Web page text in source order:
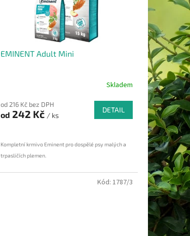
EMINENT Adult Mini
Skladem
od 216 Kč bez DPH
od 242 Kč / ks
DETAIL
Kompletní krmivo Eminent pro dospělé psy malých a
trpasličích plemen.
Kód: 1787/3